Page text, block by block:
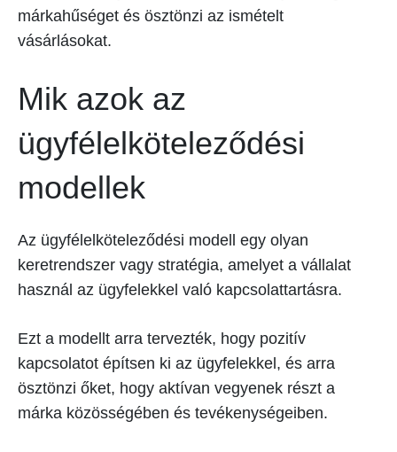
márkahűséget és ösztönzi az ismételt
vásárlásokat.
Mik azok az
ügyfélelköteleződési
modellek
Az ügyfélelköteleződési modell egy olyan
keretrendszer vagy stratégia, amelyet a vállalat
használ az ügyfelekkel való kapcsolattartásra.
Ezt a modellt arra tervezték, hogy pozitív
kapcsolatot építsen ki az ügyfelekkel, és arra
ösztönzi őket, hogy aktívan vegyenek részt a
márka közösségében és tevékenységeiben.